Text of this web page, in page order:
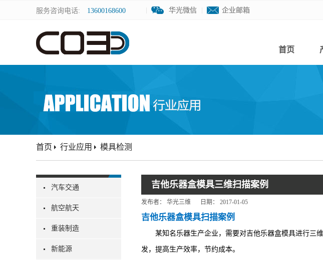
服务咨询电话: 13600168600 企业邮箱
华光微信 企业邮箱
华光微信
首页
汽车交通
航空航天
重装制造
新能源
首页 行业应用 模具检测
吉他乐器盒模具三维扫描案例
发布者： 华光三维 日期： 2017-01-05
吉他乐器盒模具扫描案例
某知名乐器生产企业，需要对吉他乐器盒模具进行三维
发，提高生产效率，节约成本。